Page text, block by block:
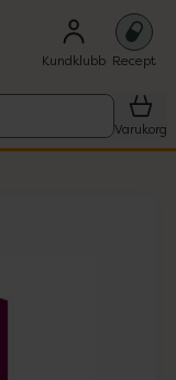
Kundklubb Recept
Varukorg